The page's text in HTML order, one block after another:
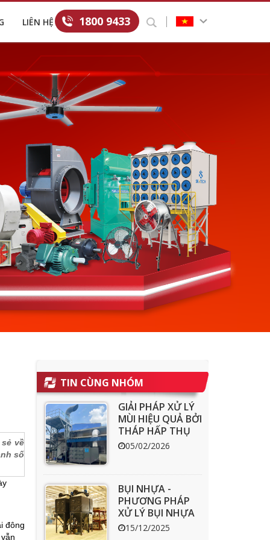
LIÊN HỆ 1800 9433
về
số
đông
TIN CÙNG NHÓM
GIẢI PHÁP XỬ LÝ
MÙI HIỆU QUẢ BỞI
THÁP HẤP THỤ
THAN HOẠT
05/02/2026
BỤI NHỰA -
PHƯƠNG PHÁP
XỬ LÝ BỤI NHỰA
HIỆU QUẢ
15/12/2025